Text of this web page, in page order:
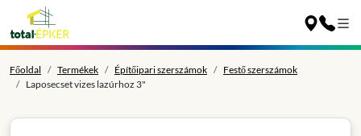
Főoldal Termékek Építőipari szerszámok
Festő szerszámok
Laposecset vizes lazúrhoz 3"